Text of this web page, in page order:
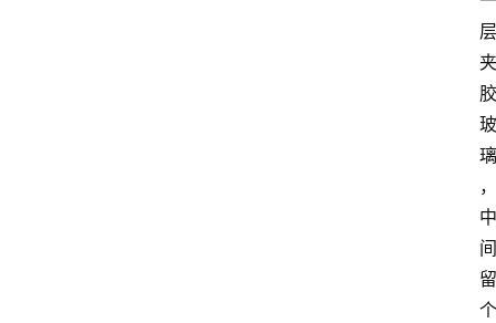
层
夹
胶
玻
璃
，
中
间
留
个